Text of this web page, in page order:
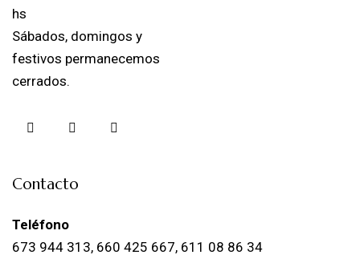
hs
Sábados, domingos y
festivos permanecemos
cerrados.
Contacto
Teléfono
673 944 313, 660 425 667, 611 08 86 34